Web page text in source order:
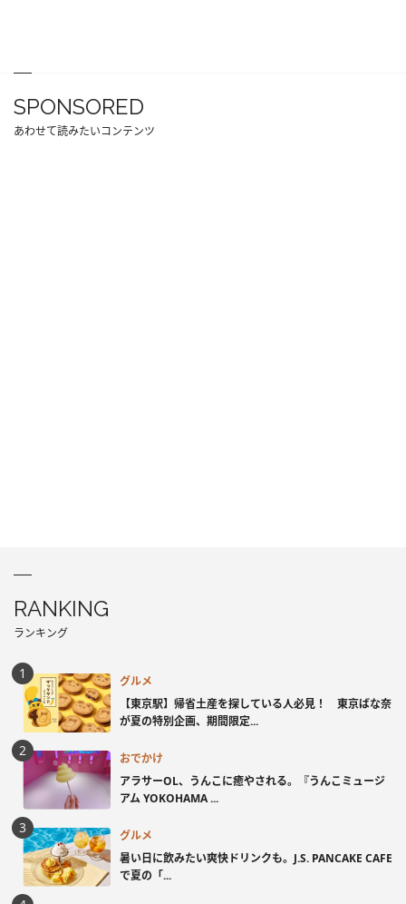
SPONSORED
あわせて読みたいコンテンツ
RANKING
ランキング
グルメ
【東京駅】帰省土産を探している人必見！ 東京ばな奈
が夏の特別企画、期間限定...
おでかけ
アラサーOL、うんこに癒やされる。『うんこミュージ
アム YOKOHAMA ...
グルメ
暑い日に飲みたい爽快ドリンクも。J.S. PANCAKE CAFE
で夏の「...